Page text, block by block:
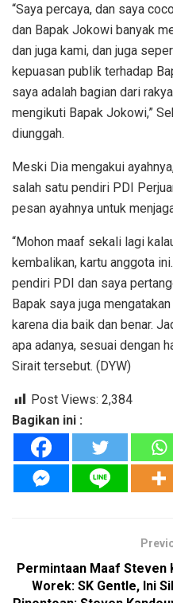
“Saya percaya, dan saya
dan Bapak Jokowi banyak
dan juga kami, dan juga
kepuasan publik terhadap
saya adalah bagian dari
mengikuti Bapak Jokowi,”
diunggah.
Meski Dia mengakui
salah satu pendiri PDI
pesan ayahnya untuk
“Mohon maaf sekali lagi
kembalikan, kartu anggota
pendiri PDI dan saya
Bapak saya juga
karena dia baik dan benar.
apa adanya, sesuai dengan
Sirait tersebut. (DYW)
Post Views: 2,384
Bagikan ini :
Permintaan Maaf Steven
Worek: SK Gentle, Ini